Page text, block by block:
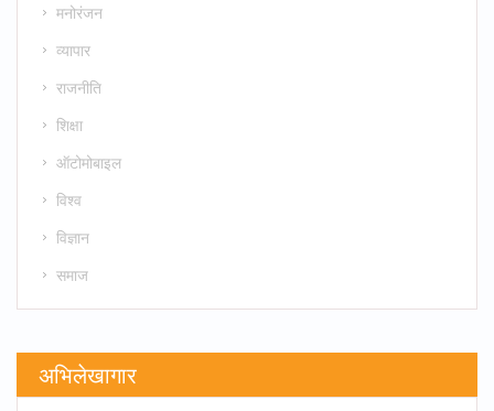
मनोरंजन
व्यापार
राजनीति
शिक्षा
ऑटोमोबाइल
विश्व
विज्ञान
समाज
अभिलेखागार